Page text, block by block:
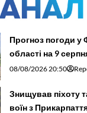
Прогноз погоди у
області на 9
08/08/2026 20:50
Знищував піхоту
воїн з